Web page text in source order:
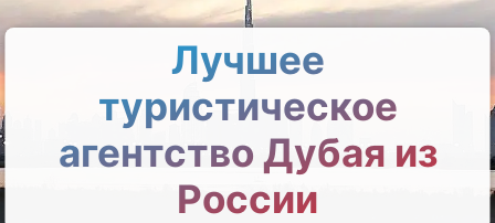
Лучшее
туристическое
агентство Дубая из
России